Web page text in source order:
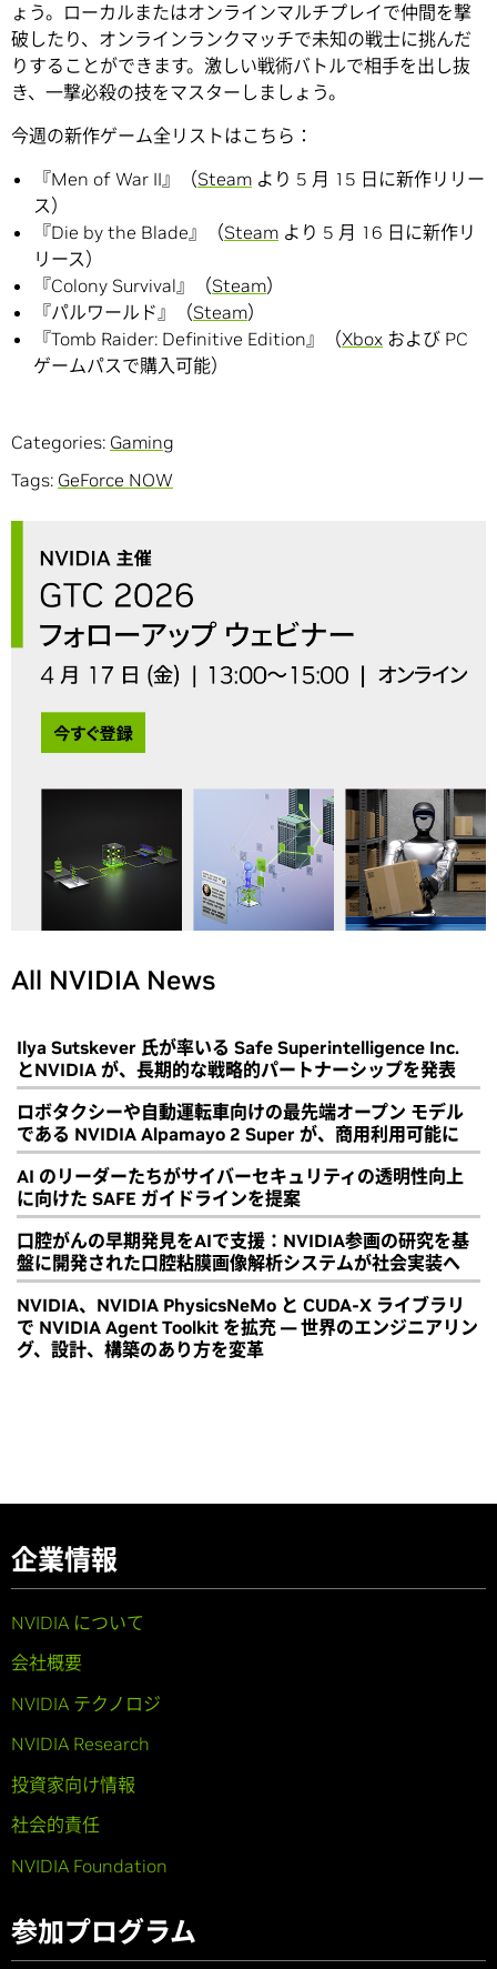
ょう。ローカルまたはオンラインマルチプレイで仲間を撃
破したり、オンラインランクマッチで未知の戦士に挑んだ
りすることができます。激しい戦術バトルで相手を出し抜
き、一撃必殺の技をマスターしましょう。
今週の新作ゲーム全リストはこちら：
『Men of War II』（Steam より 5 月 15 日に新作リリー
ス）
『Die by the Blade』（Steam より 5 月 16 日に新作リ
リース）
『Colony Survival』（Steam）
『パルワールド』（Steam）
『Tomb Raider: Definitive Edition』（Xbox および PC
ゲームパスで購入可能）
Categories: Gaming
Tags: GeForce NOW
All NVIDIA News
Ilya Sutskever 氏が率いる Safe Superintelligence Inc.
とNVIDIA が、長期的な戦略的パートナーシップを発表
ロボタクシーや自動運転車向けの最先端オープン モデル
である NVIDIA Alpamayo 2 Super が、商用利用可能に
AI のリーダーたちがサイバーセキュリティの透明性向上
に向けた SAFE ガイドラインを提案
口腔がんの早期発見をAIで支援：NVIDIA参画の研究を基
盤に開発された口腔粘膜画像解析システムが社会実装へ
NVIDIA、NVIDIA PhysicsNeMo と CUDA-X ライブラリ
で NVIDIA Agent Toolkit を拡充 ― 世界のエンジニアリン
グ、設計、構築のあり方を変革
企業情報
NVIDIA について
会社概要
NVIDIA テクノロジ
NVIDIA Research
投資家向け情報
社会的責任
NVIDIA Foundation
参加プログラム